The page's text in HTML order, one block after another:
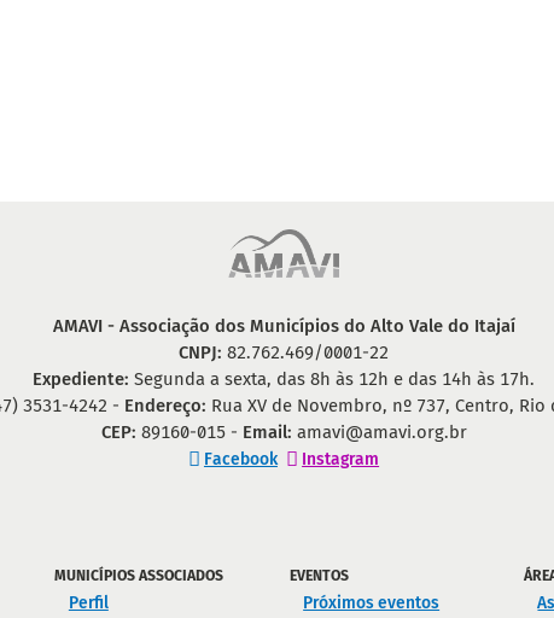
AMAVI - Associação dos Municípios do Alto Vale do Itajaí
CNPJ: 82.762.469/0001-22
Expediente: Segunda a sexta, das 8h às 12h e das 14h às 17h.
3531-4242 - Endereço: Rua XV de Novembro, nº 737, Centro, Rio
CEP: 89160-015 - Email: amavi@amavi.org.br
Facebook Instagram
MUNICÍPIOS ASSOCIADOS
Perfil
EVENTOS
Próximos eventos